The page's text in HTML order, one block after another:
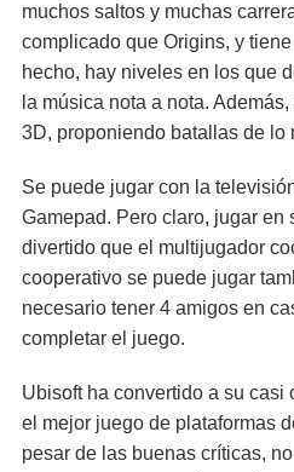
muchos saltos y muchas
complicado que Origins, y
hecho, hay niveles en los que
la música nota a nota.
3D, proponiendo batallas de lo
Se puede jugar con la
Gamepad. Pero claro, jugar en
divertido que el multijugador
cooperativo se puede jugar
necesario tener 4 amigos en
completar el juego.
Ubisoft ha convertido a su casi
el mejor juego de plataformas
pesar de las buenas críticas,